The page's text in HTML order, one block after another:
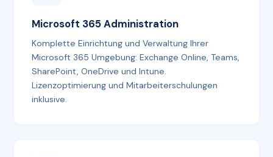
Microsoft 365 Administration
Komplette Einrichtung und Verwaltung Ihrer
Microsoft 365 Umgebung: Exchange Online, Teams,
SharePoint, OneDrive und Intune.
Lizenzoptimierung und Mitarbeiterschulungen
inklusive.